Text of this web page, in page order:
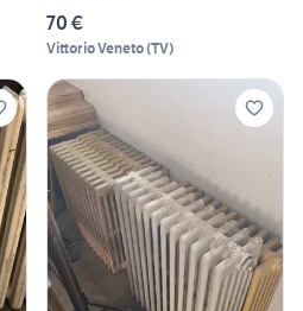
70 €
Vittorio Veneto(TV)